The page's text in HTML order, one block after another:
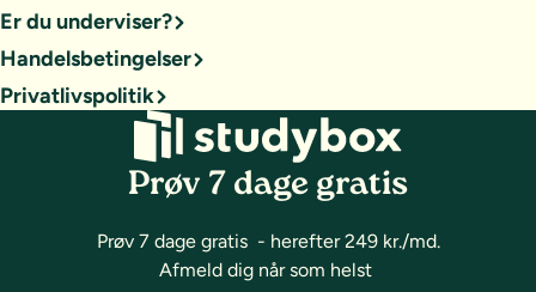
Er du underviser?
Handelsbetingelser
Privatlivspolitik
Prøv 7 dage gratis
Prøv 7 dage gratis - herefter 249 kr./md.
Afmeld dig når som helst